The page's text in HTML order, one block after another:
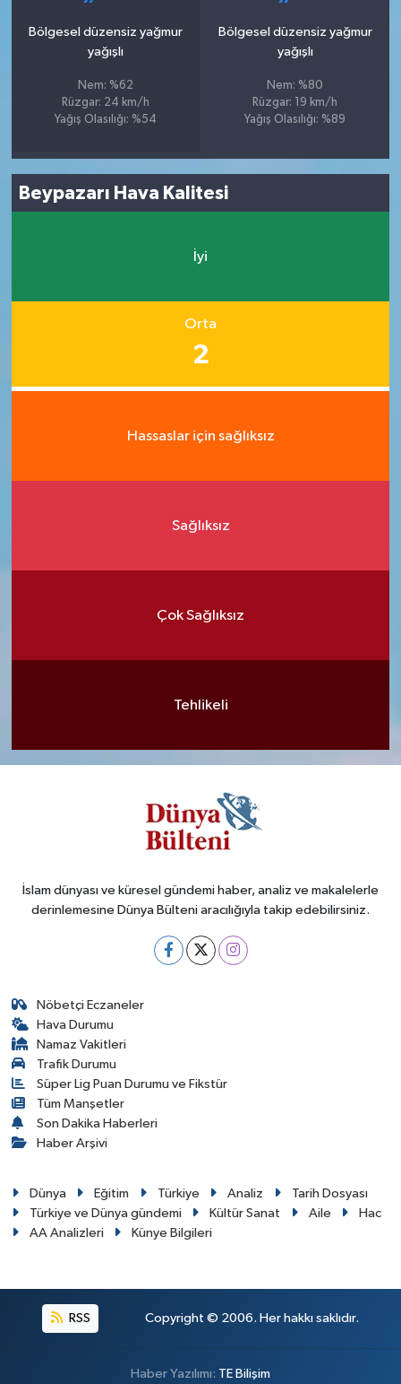
Bölgesel düzensiz yağmur
yağışlı
Nem: %62
Rüzgar: 24 km/h
Yağış Olasılığı: %54
Bölgesel düzensiz yağmur
yağışlı
Nem: %80
Rüzgar: 19 km/h
Yağış Olasılığı: %89
Beypazarı Hava Kalitesi
İyi
Orta
2
Hassaslar için sağlıksız
Sağlıksız
Çok Sağlıksız
Tehlikeli
İslam dünyası ve küresel gündemi haber, analiz ve makalelerle
derinlemesine Dünya Bülteni aracılığıyla takip edebilirsiniz.
Nöbetçi Eczaneler
Hava Durumu
Namaz Vakitleri
Trafik Durumu
Süper Lig Puan Durumu ve Fikstür
Tüm Manşetler
Son Dakika Haberleri
Haber Arşivi
Dünya Eğitim Türkiye Analiz
Tarih Dosyası
Türkiye ve Dünya gündemi
Kültür Sanat Aile
Hac
AA Analizleri
Künye Bilgileri
RSS Copyright © 2006. Her hakkı saklıdır.
Haber Yazılımı: TE Bilişim